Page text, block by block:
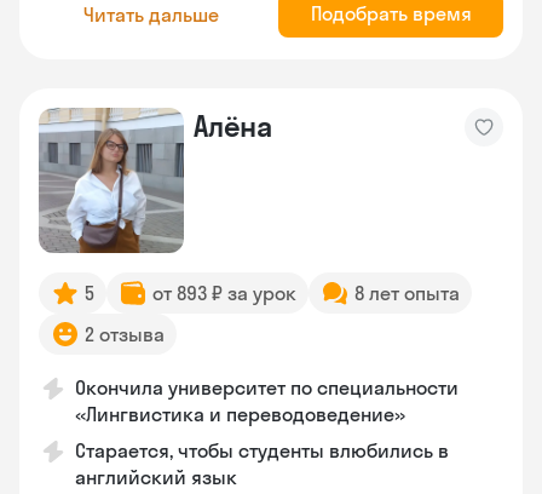
Читать дальше Подобрать время
Алёна
5 от 893 ₽ за урок
8 лет опыта
2 отзыва
Окончила университет по специальности
«Лингвистика и переводоведение»
Старается, чтобы студенты влюбились в
английский язык